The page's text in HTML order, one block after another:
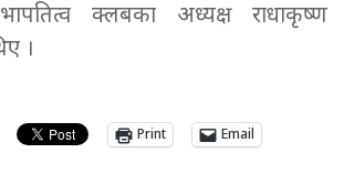
सभापतित्व क्लबका अध्यक्ष राधाकृष्ण
।
Print Email